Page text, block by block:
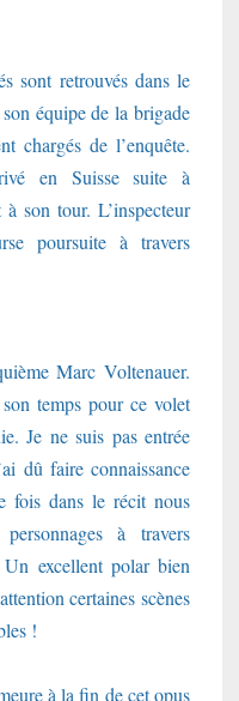
sont retrouvés dans le
équipe de la brigade
chargés de l’enquête.
en Suisse suite à
son tour. L’inspecteur
poursuite à travers
Marc Voltenauer.
temps pour ce volet
Je ne suis pas entrée
dû faire connaissance
fois dans le récit nous
à travers
excellent polar bien
certaines scènes
!
à la fin de cet opus